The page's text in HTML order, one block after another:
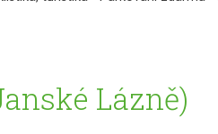
Lázně)